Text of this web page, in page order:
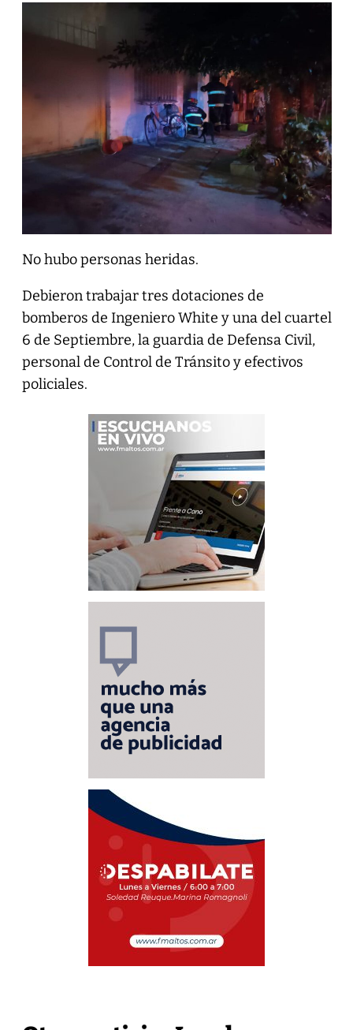
No hubo personas heridas.
Debieron trabajar tres dotaciones de
bomberos de Ingeniero White y una del cuartel
6 de Septiembre, la guardia de Defensa Civil,
personal de Control de Tránsito y efectivos
policiales.